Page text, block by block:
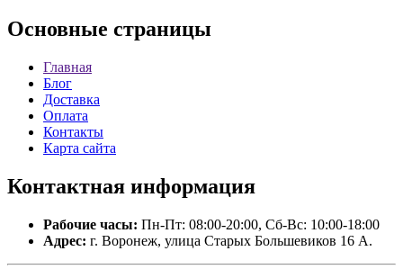
Основные страницы
Главная
Блог
Доставка
Оплата
Контакты
Карта сайта
Контактная информация
Рабочие часы: Пн-Пт: 08:00-20:00, Сб-Вс: 10:00-18:00
Адрес: г. Воронеж, улица Старых Большевиков 16 А.